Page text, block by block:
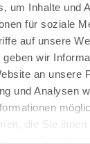
um Inhalte und
für soziale
auf unsere
wir
an unsere
und Analysen
die Sie ihnen